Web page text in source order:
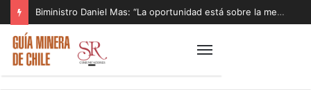
Biministro Daniel Mas: “La oportunidad está sobre la mesa y tenemos que aprovecharla”